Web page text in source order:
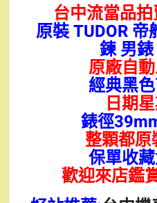
台中流當品
原裝 TUDOR
鍊 男
原廠自
經典黑
日期
錶徑
整顆都
保單收
歡迎來店鑑